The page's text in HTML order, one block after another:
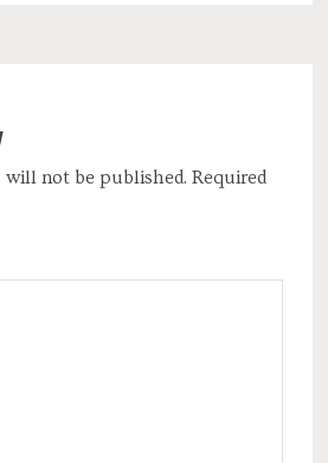
will not be published. Required